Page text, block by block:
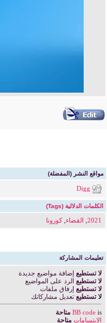
مواقع النشر (المفضلة)
Digg
الكلمات الدلالية (Tags)
2021 القضاء ,كورونا
تعليمات المشاركة
لا تستطيع إضافة مواضيع جديدة
لا تستطيع الرد على المواضيع
لا تستطيع إرفاق ملفات
لا تستطيع تعديل مشاركاتك
BB codeis
متاحة
الابتسامات متاحة